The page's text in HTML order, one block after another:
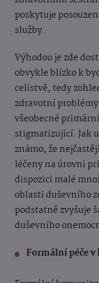
poskytuje
služby.
Výhodou je zde
obvykle blízko k
celistvě, tedy
zdravotní
všeobecné
stigmatizující. Jak
známo, že
léčeny na úrovni
dispozici malé
oblasti duševního
podstatně zvyšuje
duševního
Formální péče